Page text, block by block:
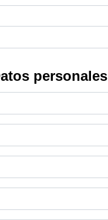
personales